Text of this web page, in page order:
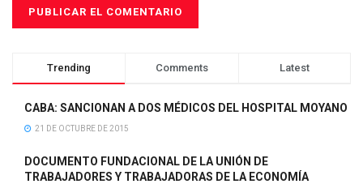
Trending Comments Latest
CABA: SANCIONAN A DOS MÉDICOS DEL HOSPITAL MOYANO
21 DE OCTUBRE DE 2015
DOCUMENTO FUNDACIONAL DE LA UNIÓN DE
TRABAJADORES Y TRABAJADORAS DE LA ECONOMÍA